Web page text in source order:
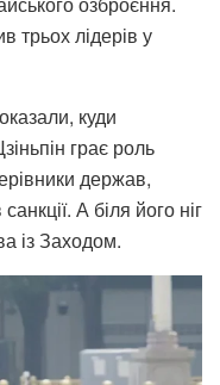
трьох лідерів у
куди
грає роль
держав,
А біля його ніг
із Заходом.